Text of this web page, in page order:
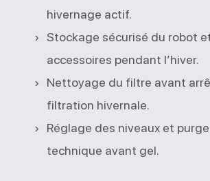
hivernage actif.
Stockage sécurisé du robot
accessoires pendant l’hiver.
Nettoyage du filtre avant
filtration hivernale.
Réglage des niveaux et
technique avant gel.